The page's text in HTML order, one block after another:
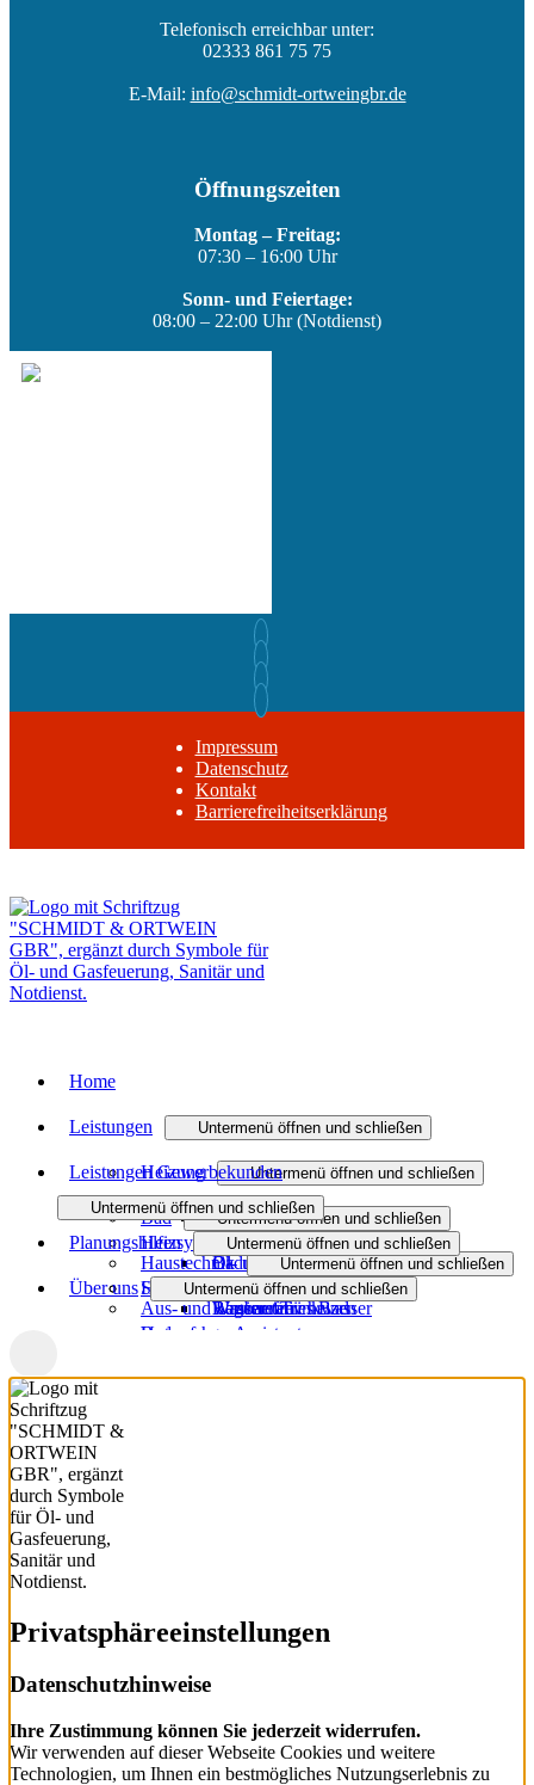
Telefonisch erreichbar unter:
02333 861 75 75
E-Mail: info@schmidt-ortweingbr.de
Öffnungszeiten
Montag – Freitag:
07:30 – 16:00 Uhr
Sonn- und Feiertage:
08:00 – 22:00 Uhr (Notdienst)
Impressum
Datenschutz
Kontakt
Barrierefreiheitserklärung
Home
Leistungen Untermenü öffnen und schließen
Heizung Untermenü öffnen und schließen
Heizungsmodernisierung
Öl- und Gasheizung
Regenerativ heizen
Bad Untermenü öffnen und schließen
Badmodernisierung
Barrierefreies Bad
Haustechnik Untermenü öffnen und schließen
Wasser / Trinkwasser
Aus- und Umbauten
Kernbohrung
Reparaturen Untermenü öffnen und schließen
Leistungen Gewerbekunden
Untermenü öffnen und schließen
Heizsysteme
Sanitäranlagen
Planungshilfen Untermenü öffnen und schließen
Heizungsanfrage-Assistent
Badanfrage-Assistent
3D-Badplaner
Über uns Untermenü öffnen und schließen
Unternehmen
Partner
Privatsphäre­einstellungen
Datenschutzhinweise
Ihre Zustimmung können Sie jederzeit widerrufen.
Wir verwenden auf dieser Webseite Cookies und weitere
Technologien, um Ihnen ein bestmögliches Nutzungserlebnis zu